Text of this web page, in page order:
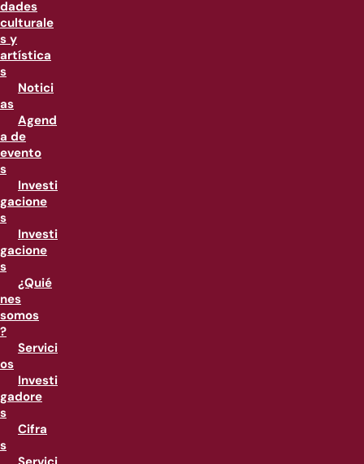
dades
culturale
s y
artística
s
Notici
as
Agend
a de
evento
s
Investi
gacione
s
Investi
gacione
s
¿Quié
nes
somos
?
Servici
os
Investi
gadore
s
Cifra
s